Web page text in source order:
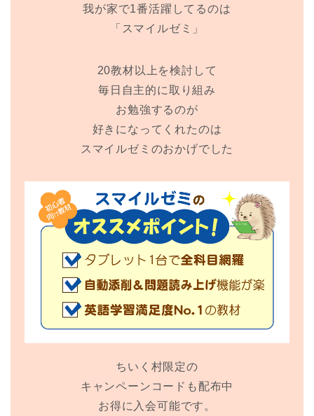
我が家で1番活躍してるのは
「スマイルゼミ」
20教材以上を検討して
毎日自主的に取り組み
お勉強するのが
好きになってくれたのは
スマイルゼミのおかげでした
ちいく村限定の
キャンペーンコードも配布中
お得に入会可能です。